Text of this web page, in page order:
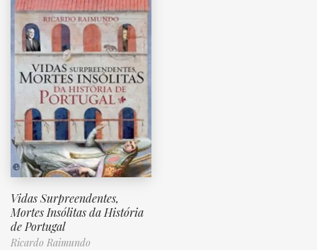
Vidas Surpreendentes,
Mortes Insólitas da História
de Portugal
Ricardo Raimundo